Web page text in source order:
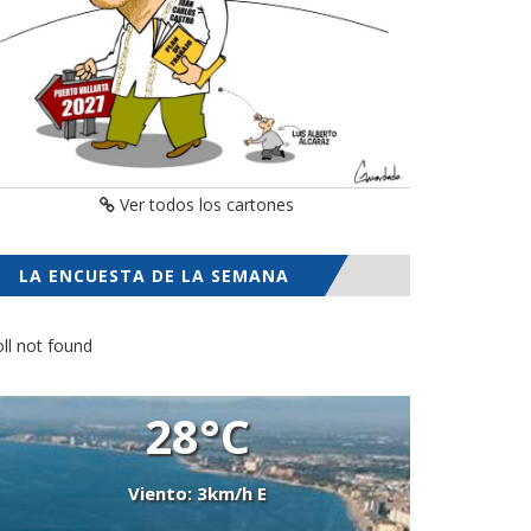
Ver todos los cartones
LA ENCUESTA DE LA SEMANA
not found
28°C
Viento: 3km/h E